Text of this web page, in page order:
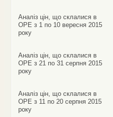
Аналіз цін, що склалися в
ОРЕ з 1 по 10 вересня 2015
року
Аналіз цін, що склалися в
ОРЕ з 21 по 31 серпня 2015
року
Аналіз цін, що склалися в
ОРЕ з 11 по 20 серпня 2015
року